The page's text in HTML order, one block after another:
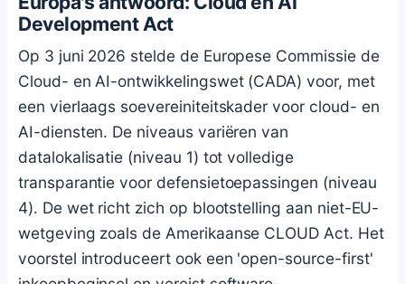
Development Act
Op 3 juni 2026 stelde de Europese Commissie de
Cloud- en AI-ontwikkelingswet (CADA) voor, met
een vierlaags soevereiniteitskader voor cloud- en
AI-diensten. De niveaus variëren van
datalokalisatie (niveau 1) tot volledige
transparantie voor defensietoepassingen (niveau
4). De wet richt zich op blootstelling aan niet-EU-
wetgeving zoals de Amerikaanse CLOUD Act. Het
voorstel introduceert ook een 'open-source-first'